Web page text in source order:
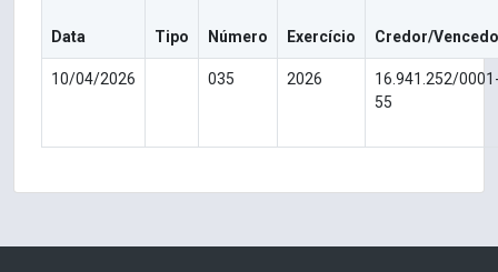
Data Tipo Número Exercício Credor/
10/04/2026 035 2026
16.941.252/
55